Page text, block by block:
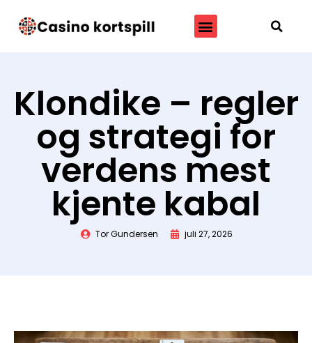
Klondike – regler
og strategi for
verdens mest
kjente kabal
Tor Gundersen juli 27, 2026